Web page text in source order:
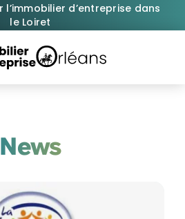
l’immobilier d’entreprise dans
le Loiret
News